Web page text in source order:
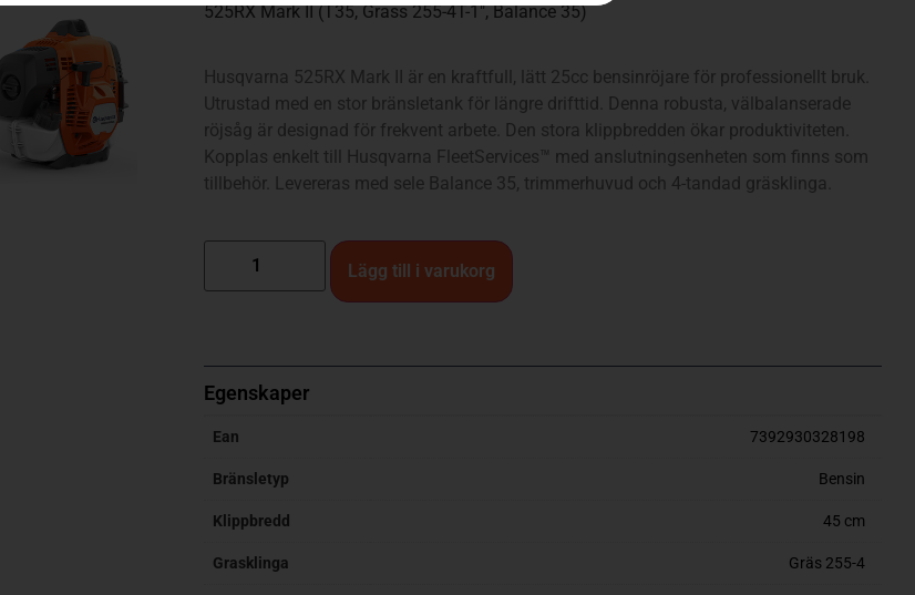
525RX Mark II (T35, Grass 255-4T-1″, Balance 35)
Husqvarna 525RX Mark II är en kraftfull, lätt 25cc bensinröjare för professionellt bruk.
Utrustad med en stor bränsletank för längre drifttid. Denna robusta, välbalanserade
röjsåg är designad för frekvent arbete. Den stora klippbredden ökar produktiviteten.
Kopplas enkelt till Husqvarna FleetServices™ med anslutningsenheten som finns som
tillbehör. Levereras med sele Balance 35, trimmerhuvud och 4-tandad gräsklinga.
Lägg till i varukorg
Egenskaper
Ean 7392930328198
Bränsletyp Bensin
Klippbredd 45 cm
Grasklinga Gräs 255-4